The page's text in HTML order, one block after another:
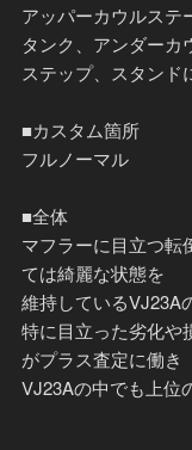
アッパーカウルステ
タンク、アンダーカ
ステップ、スタンド
■カスタム箇所
フルノーマル
■全体
マフラーに目立つ転
ては綺麗な状態を
維持しているVJ23A
特に目立った劣化や
がプラス査定に働き
VJ23Aの中でも上位